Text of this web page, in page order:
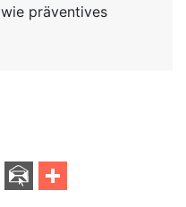
präventives